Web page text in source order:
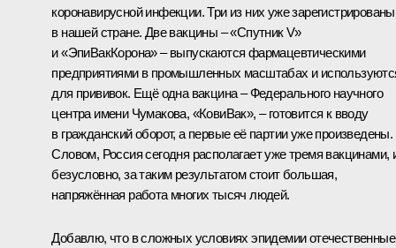
коронавирусной инфекции. Три из них уже зарегистрированы
в нашей стране. Две вакцины – «Спутник V»
и «ЭпиВакКорона» – выпускаются фармацевтическими
предприятиями в промышленных масштабах и
для прививок. Ещё одна вакцина – Федерального научного
центра имени Чумакова, «КовиВак», – готовится к вводу
в гражданский оборот, а первые её партии уже произведены.
Словом, Россия сегодня располагает уже тремя вакцинами,
безусловно, за таким результатом стоит большая,
напряжённая работа многих тысяч людей.
Добавлю, что в сложных условиях эпидемии отечественные